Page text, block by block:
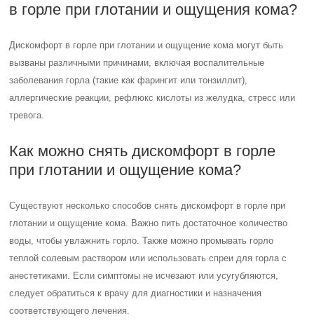
в горле при глотании и ощущения кома?
Дискомфорт в горле при глотании и ощущение кома могут быть
вызваны различными причинами, включая воспалительные
заболевания горла (такие как фарингит или тонзиллит),
аллергические реакции, рефлюкс кислоты из желудка, стресс или
тревога.
Как можно снять дискомфорт в горле
при глотании и ощущение кома?
Существуют несколько способов снять дискомфорт в горле при
глотании и ощущение кома. Важно пить достаточное количество
воды, чтобы увлажнить горло. Также можно промывать горло
теплой солевым раствором или использовать спреи для горла с
анестетиками. Если симптомы не исчезают или усугубляются,
следует обратиться к врачу для диагностики и назначения
соответствующего лечения.